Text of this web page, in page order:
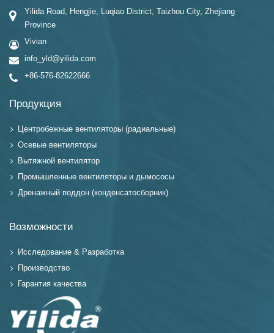
Yilida Road, Hengjie, Luqiao District, Taizhou City, Zhejiang
Province
Vivian
info_yld@yilida.com
+86-576-82622666
Продукция
Центробежные вентиляторы (радиальные)
Осевые вентиляторы
Вытяжной вентилятор
Промышленные вентиляторы и дымососы
Дренажный поддон (конденсатосборник)
Возможности
Исследование & Разработка
Производство
Гарантия качества